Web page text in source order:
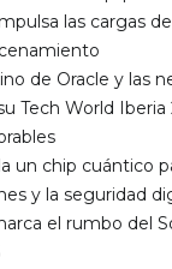
las cargas
de Oracle y las
Tech World
un chip cuántico
y la seguridad
el rumbo del